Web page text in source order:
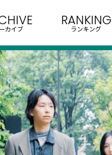
カイブ
RANKING
ランキング